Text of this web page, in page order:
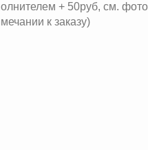
+ 50руб, см.
к заказу)